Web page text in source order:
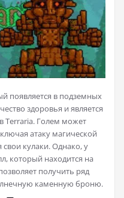
появляется в подземных
здоровья и является
Terraria. Голем может
атаку магической
свои кулаки. Однако, у
который находится на
получить ряд
каменную броню.